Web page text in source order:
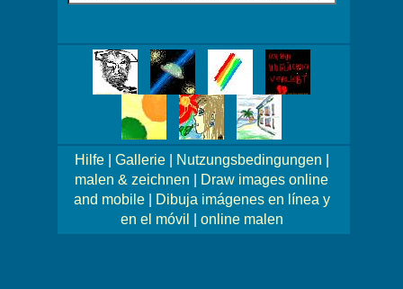
auf's
Bilder!
Hilfe| Gallerie| Nutzungsbedingungen
malen & zeichnen
Draw images online
and mobile|
Dibuja imágenes en línea y
en el móvil
online malen